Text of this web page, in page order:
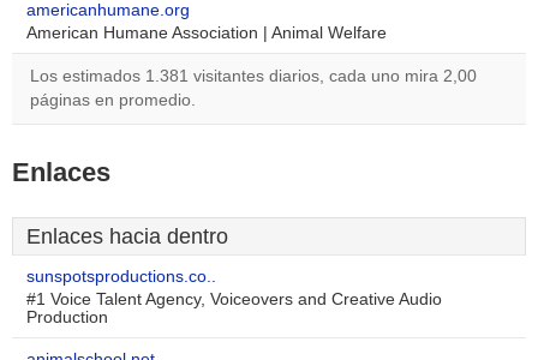
americanhumane.org
American Humane Association | Animal Welfare
Los estimados 1.381 visitantes diarios, cada uno mira 2,00
páginas en promedio.
Enlaces
Enlaces hacia dentro
sunspotsproductions.co..
#1 Voice Talent Agency, Voiceovers and Creative Audio
Production